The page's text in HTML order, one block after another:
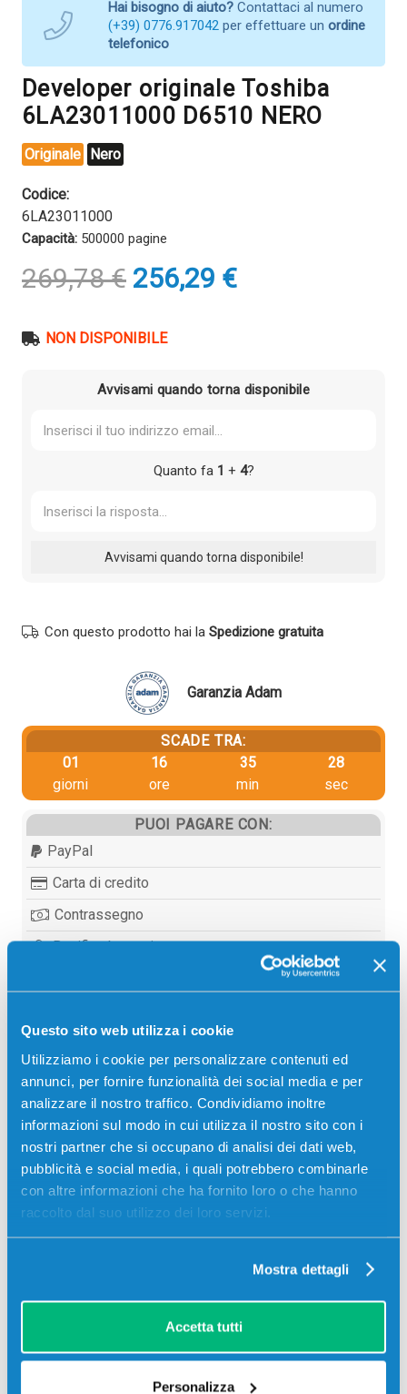
Questo sito web utilizza i cookie
Utilizziamo i cookie per personalizzare contenuti ed
annunci, per fornire funzionalità dei social media e per
analizzare il nostro traffico. Condividiamo inoltre
informazioni sul modo in cui utilizza il nostro sito con i
nostri partner che si occupano di analisi dei dati web,
pubblicità e social media, i quali potrebbero combinarle
con altre informazioni che ha fornito loro o che hanno
raccolto dal suo utilizzo dei loro servizi.
Mostra dettagli
Accetta tutti
Personalizza
Hai bisogno di aiuto? Contattaci al numero
(+39) 0776.917042 per effettuare un ordine
telefonico
Developer originale Toshiba
6LA23011000 D6510 NERO
Originale Nero
Codice:
6LA23011000
Capacità: 500000 pagine
269,78€ Il
prezzo
era:
256,29 €Il
prezzo
NON DISPONIBILE
Avvisami quando torna disponibile
Quanto fa 1 + 4?
Con questo prodotto hai la Spedizione gratuita
Garanzia Adam
SCADE TRA:
01
giorni
16
ore
35
min
27
sec
PUOI PAGARE CON:
PayPal
Carta di credito
Contrassegno
Bonifico bancario
Descrizione
Developer originale Toshiba 6LA23011000 D6510
NERO 500000 pagine per Stampanti: Toshiba E-
STUDIO 550, Toshiba E-STUDIO 650, Toshiba E-
STUDIO 810